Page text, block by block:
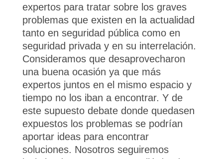
expertos para tratar sobre los graves
problemas que existen en la actualidad
tanto en seguridad pública como en
seguridad privada y en su interrelación.
Consideramos que desaprovecharon
una buena ocasión ya que más
expertos juntos en el mismo espacio y
tiempo no los iban a encontrar. Y de
este supuesto debate donde quedasen
expuestos los problemas se podrían
aportar ideas para encontrar
soluciones. Nosotros seguiremos